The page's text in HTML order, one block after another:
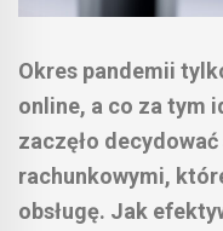
Okres pandemii
online, a co za tym
zaczęło
rachunkowymi,
obsługę. Jak